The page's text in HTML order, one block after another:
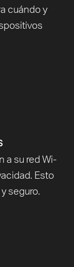
cuándo y
a su red Wi-
Esto
seguro.